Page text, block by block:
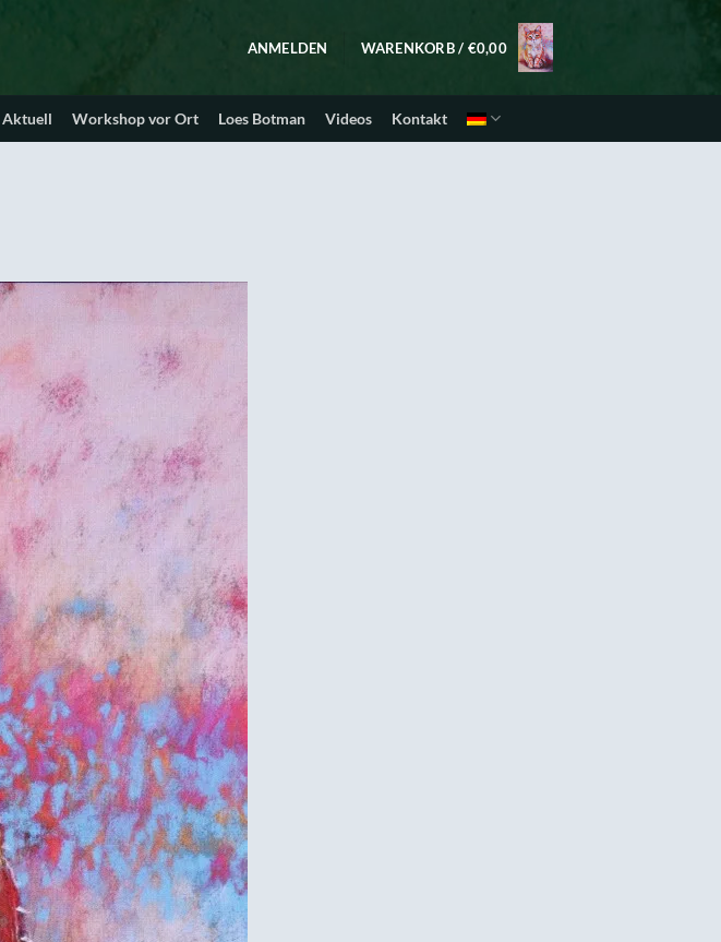
ANMELDEN WARENKORB / €0,00
Aktuell Workshop vor Ort Loes Botman Videos Kontakt